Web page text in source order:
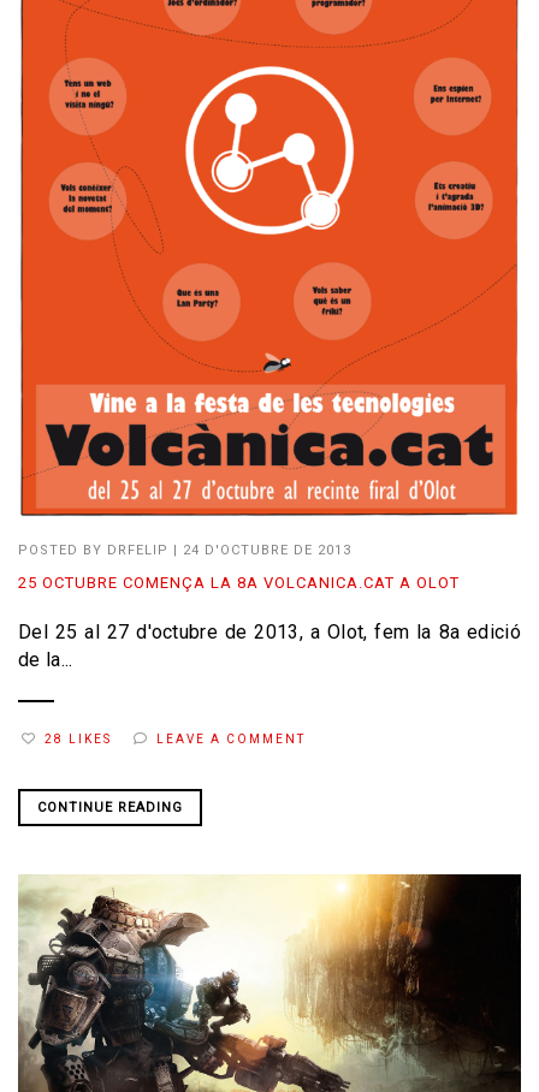
POSTED BY DRFELIP | 24 D'OCTUBRE DE 2013
25 OCTUBRE COMENÇA LA 8A VOLCANICA.CAT A OLOT
Del 25 al 27 d'octubre de 2013, a Olot, fem la 8a edició
de la...
28 LIKES LEAVE A COMMENT
CONTINUE READING